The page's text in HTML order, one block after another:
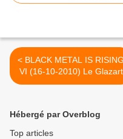
< BLACK METAL IS RISING
VI (16-10-2010) Le Glazart
Hébergé par Overblog
Top articles